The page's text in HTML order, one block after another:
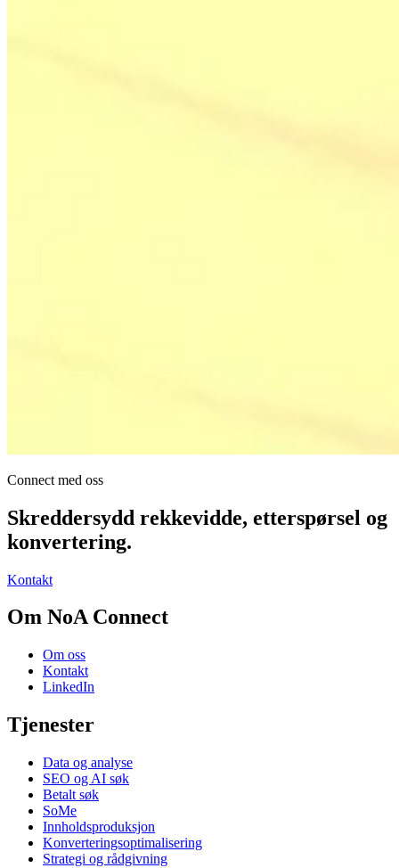
Connect med oss
Skreddersydd rekkevidde, etterspørsel og
konvertering.
Kontakt
Om NoA Connect
Om oss
Kontakt
LinkedIn
Tjenester
Data og analyse
SEO og AI søk
Betalt søk
SoMe
Innholdsproduksjon
Konverteringsoptimalisering
Strategi og rådgivning